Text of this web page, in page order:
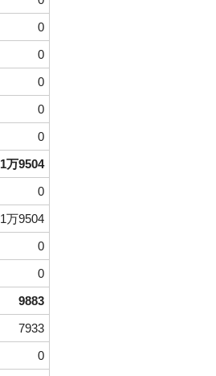
0
0
0
0
0
1万9504
0
1万9504
0
0
9883
7933
0